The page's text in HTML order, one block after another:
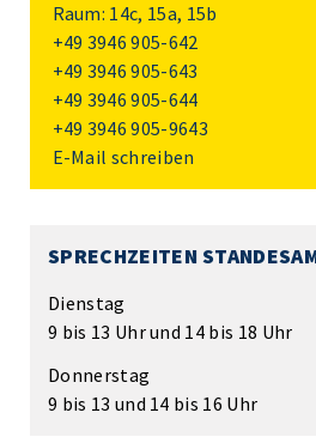
Raum: 14c, 15a, 15b
+49 3946 905-642
+49 3946 905-643
+49 3946 905-644
+49 3946 905-9643
E-Mail schreiben
SPRECHZEITEN
Dienstag
9 bis 13 Uhr und 14 bis 18 Uhr
Donnerstag
9 bis 13 und 14 bis 16 Uhr